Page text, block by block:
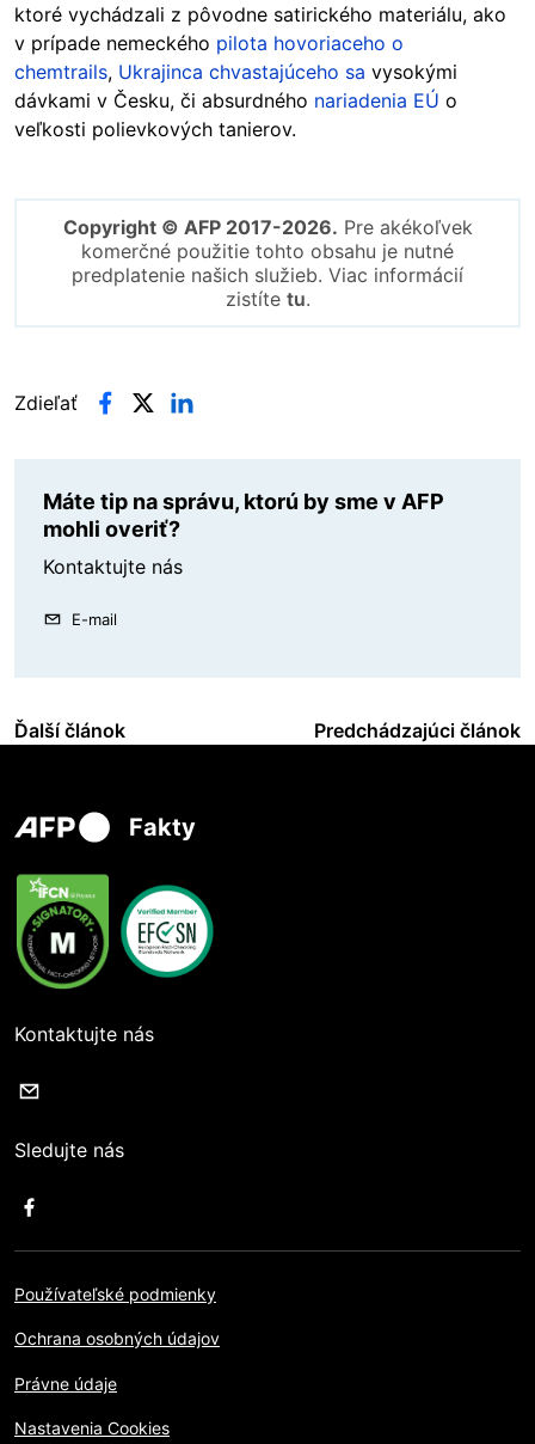
ktoré vychádzali z pôvodne satirického materiálu, ako
v prípade nemeckého pilota hovoriaceho o
chemtrails, Ukrajinca chvastajúceho sa vysokými
dávkami v Česku, či absurdného nariadenia EÚ o
veľkosti polievkových tanierov.
Copyright © AFP 2017-2026. Pre akékoľvek
komerčné použitie tohto obsahu je nutné
predplatenie našich služieb. Viac informácií
zistíte tu.
Zdieľať
Máte tip na správu, ktorú by sme v AFP
mohli overiť?
Kontaktujte nás
E-mail
Ďalší článok Predchádzajúci článok
Fakty
Kontaktujte nás
Sledujte nás
Používateľské podmienky
Ochrana osobných údajov
Právne údaje
Nastavenia Cookies